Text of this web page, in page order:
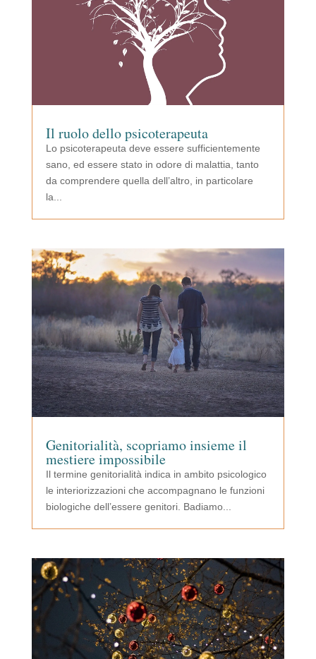
Il ruolo dello psicoterapeuta
Lo psicoterapeuta deve essere sufficientemente
sano, ed essere stato in odore di malattia, tanto
da comprendere quella dell’altro, in particolare
la...
Genitorialità, scopriamo insieme il
mestiere impossibile
Il termine genitorialità indica in ambito psicologico
le interiorizzazioni che accompagnano le funzioni
biologiche dell’essere genitori. Badiamo...